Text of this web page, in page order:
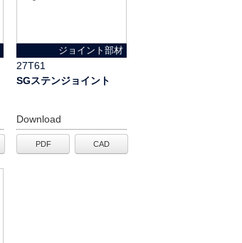
ジョイント部材
27T61
SGステンジョイント
Download
PDF CAD